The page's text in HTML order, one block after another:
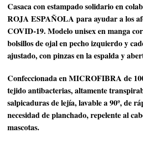
Casaca con estampado solidario en
ROJA ESPAÑOLA para ayudar a los
COVID-19. Modelo unisex en manga
bolsillos de ojal en pecho izquierdo y
ajustado, con pinzas en la espalda y
Confeccionada en MICROFIBRA de
tejido antibacterias, altamente
salpicaduras de lejía, lavable a 90º, de
necesidad de planchado, repelente al
mascotas.